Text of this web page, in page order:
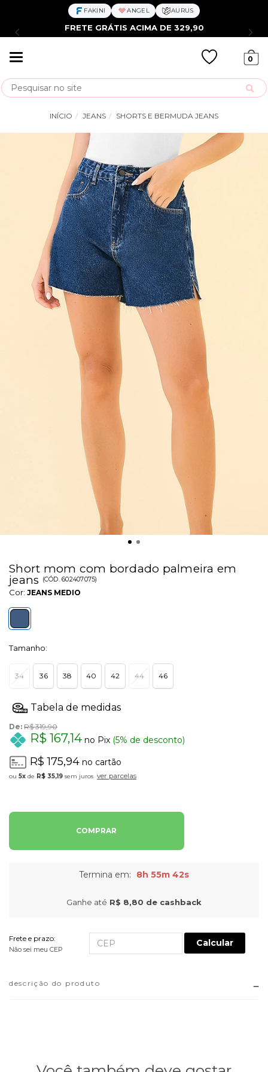
FAKINI ANGEL AURUS
FRETE GRÁTIS ACIMA DE 329,90
0
Busca
INÍCIO JEANS SHORTS E BERMUDA JEANS
Short mom com bordado palmeira em
jeans
(CÓD. 602407075)
Cor: JEANS MEDIO
Tamanho:
34 36 38 40 42 44 46
De: R$ 319,90
R$ 167,14 no Pix (5% de desconto)
R$ 175,94 no cartão
5x de R$ 35,19 sem juros ver parcelas
COMPRAR
Termina em: 8h 55m 42s
Ganhe até R$ 8,80 de cashback
Frete e prazo:
Não sei meu CEP
Calcular
descrição do produto